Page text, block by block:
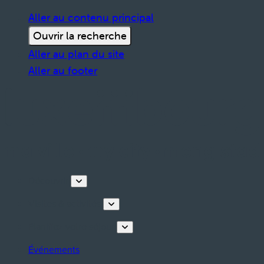
Aller au contenu principal
Ouvrir la recherche
Aller au plan du site
Aller au footer
Événements